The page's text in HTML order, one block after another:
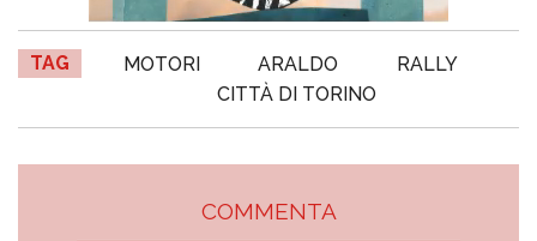
TAG MOTORI ARALDO
RALLY
CITTÀ DI TORINO
COMMENTA